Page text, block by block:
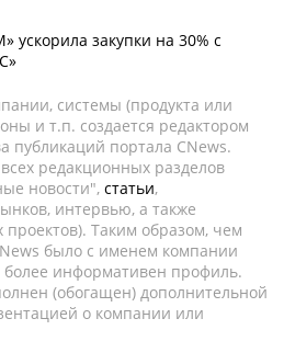
ускорила закупки на 30% с
системы (продукта или
и т.п. создается редактором
публикаций портала CNews.
редакционных разделов
новости", статьи,
интервью, а также
Таким образом, чем
было с именем компании
более информативен профиль.
(обогащен) дополнительной
о компании или